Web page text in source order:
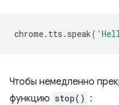
chrome. tts . speak(
Чтобы немедленно
функцию stop() :